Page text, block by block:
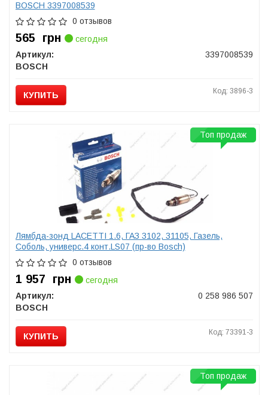
BOSCH 3397008539
0 отзывов
565 грн
сегодня
Артикул:
3397008539
BOSCH
КУПИТЬ Код: 3896-3
Лямбда-зонд LACETTI 1.6, ГАЗ 3102, 31105, Газель,
Соболь, универс.4 конт.LS07 (пр-во Bosch)
0 отзывов
1 957 грн
сегодня
Артикул:
0 258 986 507
BOSCH
КУПИТЬ Код: 73391-3
Топ продаж
Топ продаж